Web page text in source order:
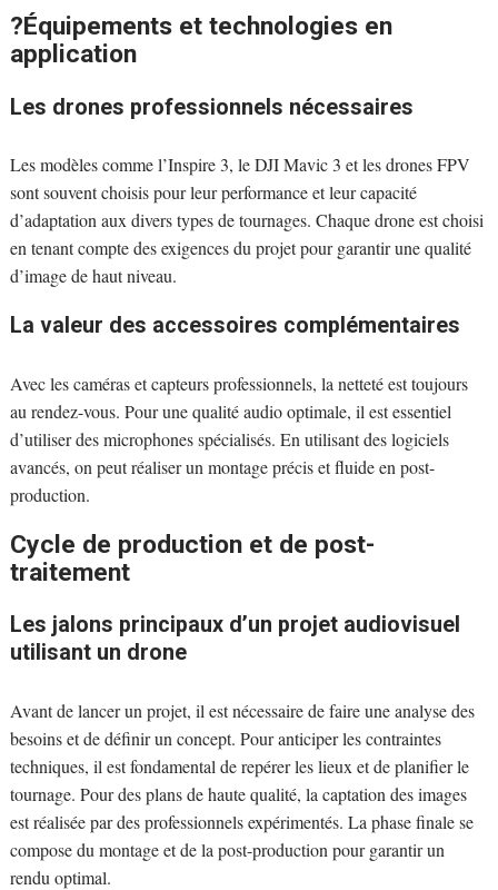
?Équipements et technologies en
application
Les drones professionnels nécessaires
Les modèles comme l’Inspire 3, le DJI Mavic 3 et les drones FPV
sont souvent choisis pour leur performance et leur capacité
d’adaptation aux divers types de tournages. Chaque drone est choisi
en tenant compte des exigences du projet pour garantir une qualité
d’image de haut niveau.
La valeur des accessoires complémentaires
Avec les caméras et capteurs professionnels, la netteté est toujours
au rendez-vous. Pour une qualité audio optimale, il est essentiel
d’utiliser des microphones spécialisés. En utilisant des logiciels
avancés, on peut réaliser un montage précis et fluide en post-
production.
Cycle de production et de post-
traitement
Les jalons principaux d’un projet audiovisuel
utilisant un drone
Avant de lancer un projet, il est nécessaire de faire une analyse des
besoins et de définir un concept. Pour anticiper les contraintes
techniques, il est fondamental de repérer les lieux et de planifier le
tournage. Pour des plans de haute qualité, la captation des images
est réalisée par des professionnels expérimentés. La phase finale se
compose du montage et de la post-production pour garantir un
rendu optimal.